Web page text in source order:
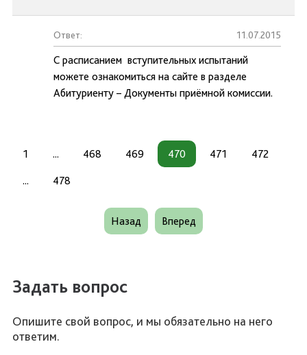
Ответ: 11.07.2015
С расписанием вступительных испытаний
можете ознакомиться на сайте в разделе
Абитуриенту – Документы приёмной комиссии.
1 ... 468 469 470 471 472
... 478
Назад Вперед
Задать вопрос
Опишите свой вопрос, и мы обязательно на него
ответим.